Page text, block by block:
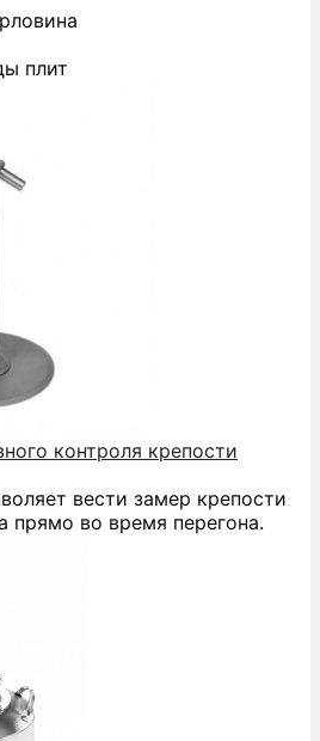
плит
контроля крепости
вести замер крепости
прямо во время перегона.